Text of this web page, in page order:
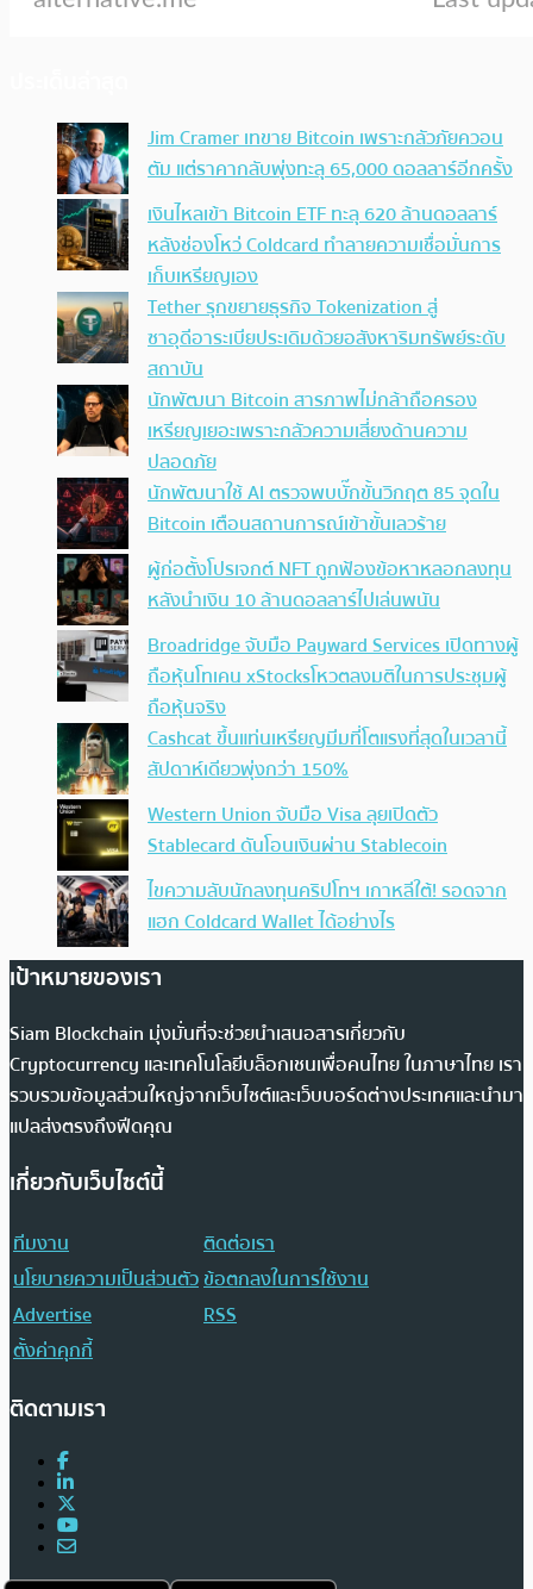
Jim Cramer เทขาย Bitcoin เพราะกลัวภัยควอน
ตัม แต่ราคากลับพุ่งทะลุ 65,000 ดอลลาร์อีกครั้ง
เงินไหลเข้า Bitcoin ETF ทะลุ 620 ล้านดอลลาร์
หลังช่องโหว่ Coldcard ทำลายความเชื่อมั่นการ
เก็บเหรียญเอง
Tether รุกขยายธุรกิจ Tokenization สู่
ซาอุดีอาระเบียประเดิมด้วยอสังหาริมทรัพย์ระดับ
สถาบัน
นักพัฒนา Bitcoin สารภาพไม่กล้าถือครอง
เหรียญเยอะเพราะกลัวความเสี่ยงด้านความ
ปลอดภัย
นักพัฒนาใช้ AI ตรวจพบบั๊กขั้นวิกฤต 85 จุดใน
Bitcoin เตือนสถานการณ์เข้าขั้นเลวร้าย
ผู้ก่อตั้งโปรเจกต์ NFT ถูกฟ้องข้อหาหลอกลงทุน
หลังนำเงิน 10 ล้านดอลลาร์ไปเล่นพนัน
Broadridge จับมือ Payward Services เปิดทางผู้
ถือหุ้นโทเคน xStocksโหวตลงมติในการประชุมผู้
ถือหุ้นจริง
Cashcat ขึ้นแท่นเหรียญมีมที่โตแรงที่สุดในเวลานี้
สัปดาห์เดียวพุ่งกว่า 150%
Western Union จับมือ Visa ลุยเปิดตัว
Stablecard ดันโอนเงินผ่าน Stablecoin
ไขความลับนักลงทุนคริปโทฯ เกาหลีใต้! รอดจาก
แฮก Coldcard Wallet ได้อย่างไร
เป้าหมายของเรา
Siam Blockchain มุ่งมั่นที่จะช่วยนำเสนอสารเกี่ยวกับ
Cryptocurrency และเทคโนโลยีบล็อกเชนเพื่อคนไทย ในภาษาไทย เรา
รวบรวมข้อมูลส่วนใหญ่จากเว็บไซต์และเว็บบอร์ดต่างประเทศและนำมา
แปลส่งตรงถึงฟีดคุณ
เกี่ยวกับเว็บไซต์นี้
ทีมงาน
ติดต่อเรา
นโยบายความเป็นส่วนตัวข้อตกลงในการใช้งาน
Advertise
RSS
ตั้งค่าคุกกี้
ติดตามเรา